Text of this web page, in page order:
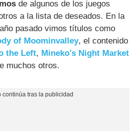
de algunos de los juegos
a la lista de deseados. En la
pasado vimos títulos como
of Moominvalley, el contenido
the Left, Mineko's Night Market
muchos otros.